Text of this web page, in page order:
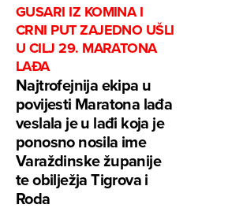
GUSARI IZ KOMINA I
CRNI PUT ZAJEDNO UŠLI
U CILJ 29. MARATONA
LAĐA
Najtrofejnija ekipa u
povijesti Maratona lađa
veslala je u lađi koja je
ponosno nosila ime
Varaždinske županije
te obilježja Tigrova i
Roda